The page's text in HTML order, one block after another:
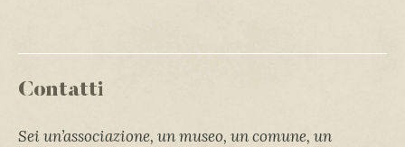
Contatti
Sei un’associazione, un museo, un comune, un